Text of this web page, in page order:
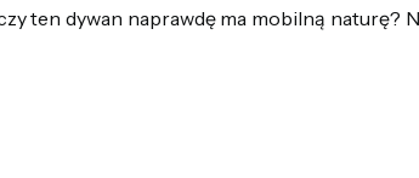
ten dywan naprawdę ma mobilną naturę?